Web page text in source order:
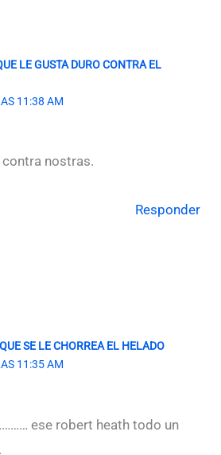
LE GUSTA DURO CONTRA EL
11:38 AM
nostras.
Responder
SE LE CHORREA EL HELADO
11:35 AM
ese robert heath todo un